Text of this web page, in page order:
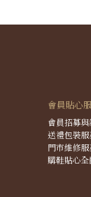
會員貼心
會員招募
送禮包裝
門市維修
購鞋貼心